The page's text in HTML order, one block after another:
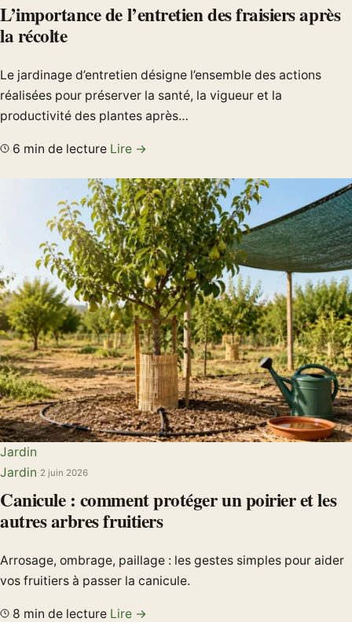
L’importance de l’entretien des fraisiers après
la récolte
Le jardinage d’entretien désigne l’ensemble des actions
réalisées pour préserver la santé, la vigueur et la
productivité des plantes après…
6 min de lecture Lire →
Jardin
Jardin 2 juin 2026
Canicule : comment protéger un poirier et les
autres arbres fruitiers
Arrosage, ombrage, paillage : les gestes simples pour aider
vos fruitiers à passer la canicule.
8 min de lecture Lire →